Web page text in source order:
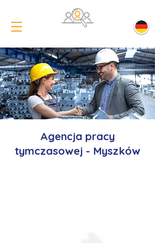
Agencja pracy
tymczasowej - Myszków